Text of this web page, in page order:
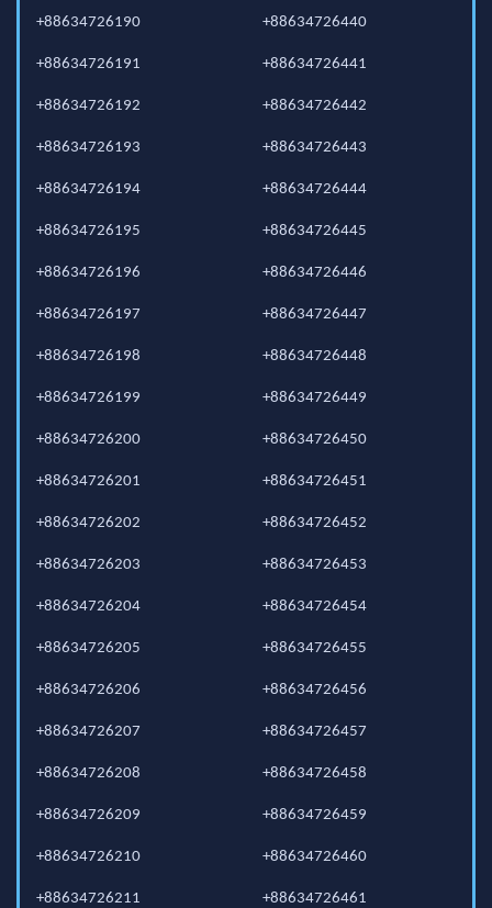
+88634726190
+88634726191
+88634726192
+88634726193
+88634726194
+88634726195
+88634726196
+88634726197
+88634726198
+88634726199
+88634726200
+88634726201
+88634726202
+88634726203
+88634726204
+88634726205
+88634726206
+88634726207
+88634726208
+88634726209
+88634726210
+88634726211
+88634726440
+88634726441
+88634726442
+88634726443
+88634726444
+88634726445
+88634726446
+88634726447
+88634726448
+88634726449
+88634726450
+88634726451
+88634726452
+88634726453
+88634726454
+88634726455
+88634726456
+88634726457
+88634726458
+88634726459
+88634726460
+88634726461